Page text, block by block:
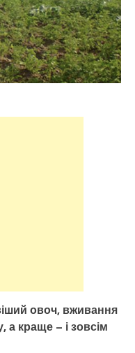
овоч, вживання
а краще – і зовсім